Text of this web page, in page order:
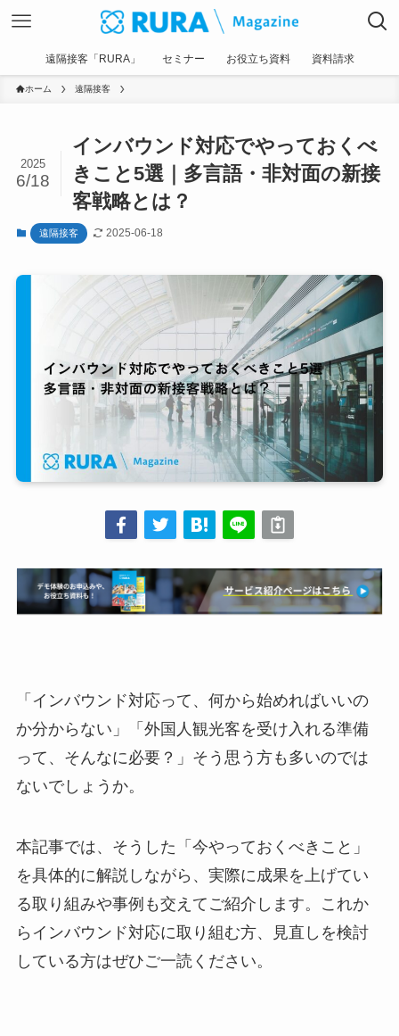
遠隔接客「RURA」 セミナー お役立ち資料 資料請求
ホーム 遠隔接客
インバウンド対応でやっておくべ
きこと5選｜多言語・非対面の新接
客戦略とは？
2025
6/18
遠隔接客 2025-06-18
「インバウンド対応って、何から始めればいいの
か分からない」「外国人観光客を受け入れる準備
って、そんなに必要？」そう思う方も多いのでは
ないでしょうか。
本記事では、そうした「今やっておくべきこと」
を具体的に解説しながら、実際に成果を上げてい
る取り組みや事例も交えてご紹介します。これか
らインバウンド対応に取り組む方、見直しを検討
している方はぜひご一読ください。